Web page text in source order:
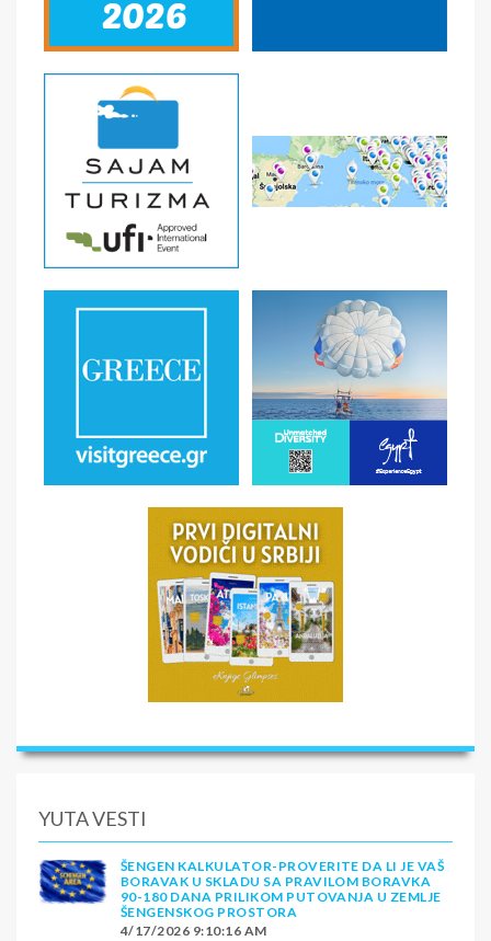
YUTA VESTI
ŠENGEN KALKULATOR-PROVERITE DA LI JE VAŠ
BORAVAK U SKLADU SA PRAVILOM BORAVKA
90-180 DANA PRILIKOM PUTOVANJA U ZEMLJE
ŠENGENSKOG PROSTORA
4/17/2026 9:10:16 AM